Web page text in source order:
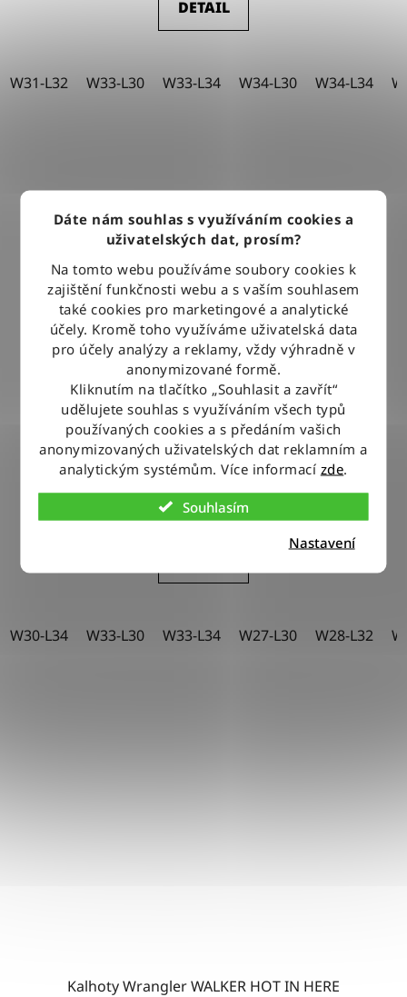
Dáte nám souhlas s využíváním cookies a
uživatelských dat, prosím?
Na tomto webu používáme soubory cookies k
zajištění funkčnosti webu a s vaším souhlasem
také cookies pro marketingové a analytické
účely. Kromě toho využíváme uživatelská data
pro účely analýzy a reklamy, vždy výhradně v
anonymizované formě.
Kliknutím na tlačítko „Souhlasit a zavřít“
udělujete souhlas s využíváním všech typů
používaných cookies a s předáním vašich
anonymizovaných uživatelských dat reklamním a
analytickým systémům. Více informací zde.
Souhlasím
Nastavení
DETAIL
W31-L32 W33-L30 W33-L34 W34-L30 W34-L34
Kalhoty Wrangler STRAIGHT KITTY
2 150 Kč
W30-L34 W33-L30 W33-L34 W27-L30 W28-L32
Kalhoty Wrangler WALKER HOT IN HERE